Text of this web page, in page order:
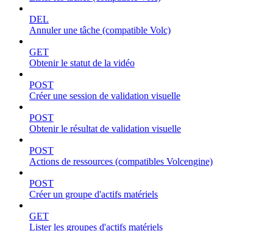
DEL
Annuler une tâche (compatible Volc)
GET
Obtenir le statut de la vidéo
POST
Créer une session de validation visuelle
POST
Obtenir le résultat de validation visuelle
POST
Actions de ressources (compatibles Volcengine)
POST
Créer un groupe d'actifs matériels
GET
Lister les groupes d'actifs matériels